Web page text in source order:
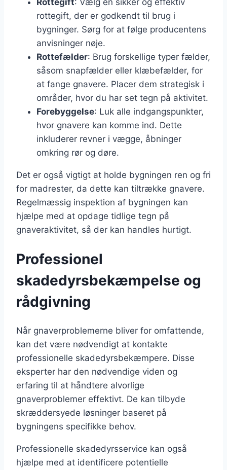
rottegift, der er godkendt til brug i
bygninger. Sørg for at følge producentens
anvisninger nøje.
Rottefælder: Brug forskellige typer fælder,
såsom snapfælder eller klæbefælder, for
at fange gnavere. Placer dem strategisk i
områder, hvor du har set tegn på aktivitet.
Forebyggelse: Luk alle indgangspunkter,
hvor gnavere kan komme ind. Dette
inkluderer revner i vægge, åbninger
omkring rør og døre.
Det er også vigtigt at holde bygningen ren og fri
for madrester, da dette kan tiltrække gnavere.
Regelmæssig inspektion af bygningen kan
hjælpe med at opdage tidlige tegn på
gnaveraktivitet, så der kan handles hurtigt.
Professionel
skadedyrsbekæmpelse og
rådgivning
Når gnaverproblemerne bliver for omfattende,
kan det være nødvendigt at kontakte
professionelle skadedyrsbekæmpere. Disse
eksperter har den nødvendige viden og
erfaring til at håndtere alvorlige
gnaverproblemer effektivt. De kan tilbyde
skræddersyede løsninger baseret på
bygningens specifikke behov.
Professionelle skadedyrsservice kan også
hjælpe med at identificere potentielle